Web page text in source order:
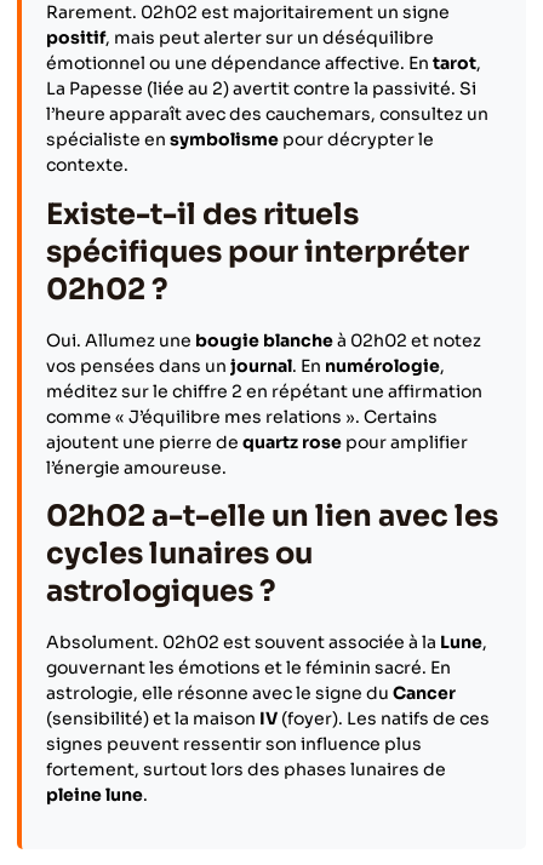
Rarement. 02h02 est majoritairement un signe
positif, mais peut alerter sur un déséquilibre
émotionnel ou une dépendance affective. En tarot,
La Papesse (liée au 2) avertit contre la passivité. Si
l’heure apparaît avec des cauchemars, consultez un
spécialiste en symbolisme pour décrypter le
contexte.
Existe-t-il des rituels
spécifiques pour interpréter
02h02 ?
Oui. Allumez une bougie blancheà 02h02 et notez
vos pensées dans un journal. En numérologie,
méditez sur le chiffre 2 en répétant une affirmation
comme « J’équilibre mes relations ». Certains
ajoutent une pierre de quartz rose pour amplifier
l’énergie amoureuse.
02h02 a-t-elle un lien avec les
cycles lunaires ou
astrologiques ?
Absolument. 02h02 est souvent associée à la Lune,
gouvernant les émotions et le féminin sacré. En
astrologie, elle résonne avec le signe du Cancer
(sensibilité) et la maison IV (foyer). Les natifs de ces
signes peuvent ressentir son influence plus
fortement, surtout lors des phases lunaires de
pleine lune.